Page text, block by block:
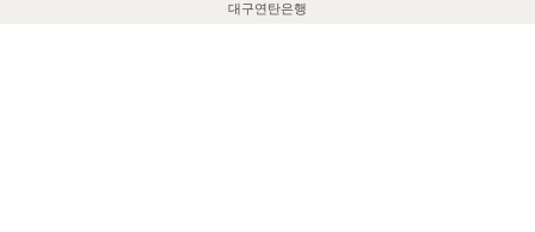
대구연탄은행